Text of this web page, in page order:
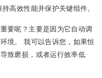
高效性能并保护关键组件。
要呢？主要是因为它自动调
境。 我可以告诉您，如果恒
致磨损，或者运行效率低